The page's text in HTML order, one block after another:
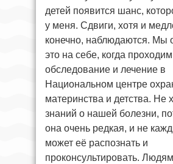
детей появится шанс,
у меня. Сдвиги, хотя и
конечно, наблюдаются.
это на себе, когда проходим
обследование и лечение в
Национальном центре
материнства и детства. Не
знаний о нашей болезни,
она очень редкая, и не
может её распознать и
проконсультировать.